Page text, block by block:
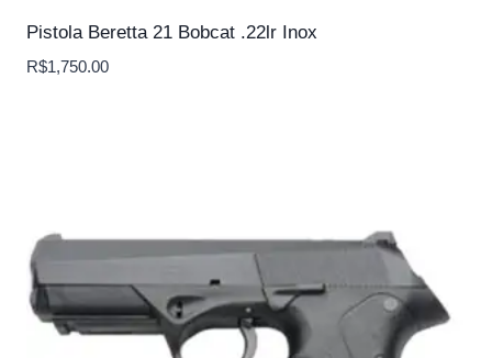
Pistola Beretta 21 Bobcat .22lr Inox
R$1,750.00